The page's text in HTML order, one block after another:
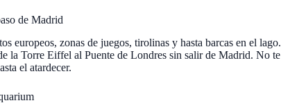
de Madrid
europeos, zonas de juegos, tirolinas y hasta barcas en el lago.
la Torre Eiffel al Puente de Londres sin salir de Madrid. No te
el atardecer.